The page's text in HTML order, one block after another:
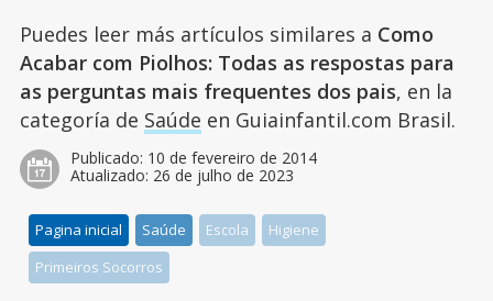
Puedes leer más artículos similares a Como
Acabar com Piolhos: Todas as respostas para
as perguntas mais frequentes dos pais, en la
categoría de Saúde en Guiainfantil.com Brasil.
Publicado: 10 de fevereiro de 2014
Atualizado: 26 de julho de 2023
Pagina inicial Saúde Escola
Higiene
Primeiros Socorros